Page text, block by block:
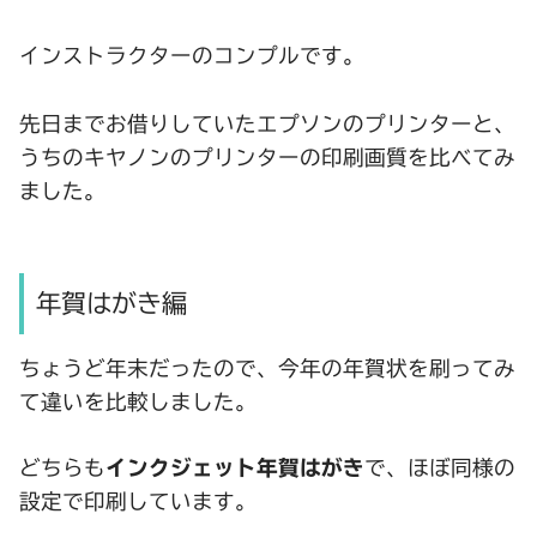
インストラクターのコンプルです。
先日までお借りしていたエプソンのプリンターと、
うちのキヤノンのプリンターの印刷画質を比べてみ
ました。
年賀はがき編
ちょうど年末だったので、今年の年賀状を刷ってみ
て違いを比較しました。
どちらもインクジェット年賀はがきで、ほぼ同様の
設定で印刷しています。